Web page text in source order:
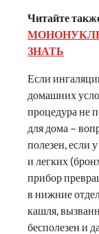
Читайте
ЗНАТЬ
Если
домашних
процедура не
для дома –
полезен, если
и легких
прибор
в нижние
кашля,
бесполезен и